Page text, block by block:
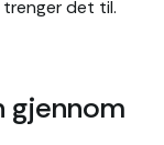
det til.
gjennom